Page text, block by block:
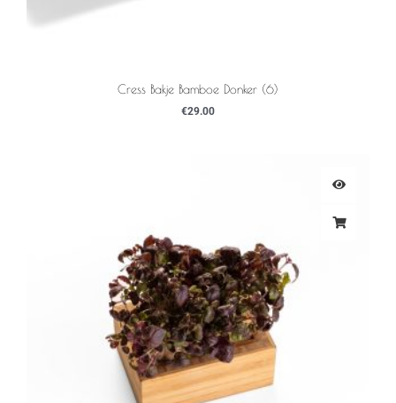
Cress Bakje Bamboe Donker (6)
€29.00